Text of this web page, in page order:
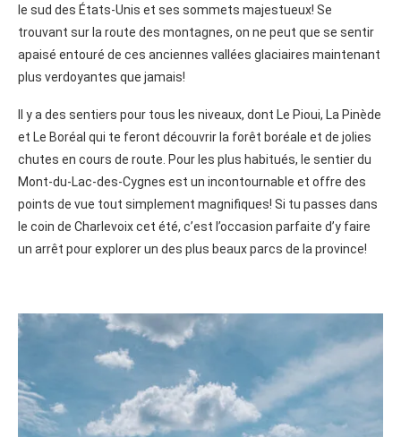
le sud des États-Unis ⁠et ses sommets majestueux! Se
trouvant sur la route des montagnes, on ne peut que se sentir
apaisé entouré de ces anciennes vallées glaciaires maintenant
plus verdoyantes que jamais!
Il y a des sentiers pour tous les niveaux, dont Le Pioui, La Pinède
et Le Boréal qui te feront découvrir la forêt boréale et de jolies
chutes en cours de route. Pour les plus habitués, le sentier du
Mont-du-Lac-des-Cygnes est un incontournable et offre des
points de vue tout simplement magnifiques! Si tu passes dans
le coin de Charlevoix cet été, c’est l’occasion parfaite d’y faire
un arrêt pour explorer un des plus beaux parcs de la province!